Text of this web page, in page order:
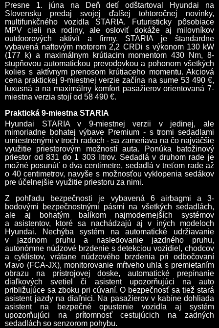
Presne 1. júna na Deň detí odštartoval Hyundai na
Slovensku predaj svojej ďalšej tohtoročnej novinky,
multifunkčného vozidla STARIA. Futuristicky pôsobiace
MPV cieli na rodiny, ale osloviť dokáže aj milovníkov
outdoorových aktivít a firmy. STARIA je štandardne
vybavená naftovým motorom 2,2 CRDi s výkonom 130 kW
(177 k) a maximálnym krútiacim momentom 430 Nm, 8-
stupňovou automatickou prevodovkou a pohonom všetkých
kolies s aktívnym prenosom krútiaceho momentu. Akciová
cena praktickej 9-miestnej verzie začína na sume 53 490 €,
luxusná a na maximálny komfort pasažierov orientovaná 7-
miestna verzia stojí od 58 490 €.
Praktická 9-miestna STARIA
Hyundai STARIA v 9-miestnej verzii v jedinej, ale
mimoriadne bohatej výbave Premium - s tromi sedadlami
umiestnenými v troch radoch - sa zameriava na čo najväčšie
využitie priestorovým možností auta. Ponúka batožinový
priestor od 831 do 1 303 litrov. Sedadlá v druhom rade je
možné posunúť o dva centimetre, sedadlá v treťom rade až
o 40 centimetrov, navyše s možnosťou vyklopenia sedákov
pre účelnejšie využitie priestoru za nimi.
Z pohľadu bezpečnosti je vybavená 6 airbagmi a 3-
bodovými bezpečnostnými pásmi na všetkých sedadlách,
ale aj bohatým balíkom najmodernejších systémov
a asistentov, ktoré sa nachádzajú aj v iných modeloch
Hyundai. Nechýba systém na automatické udržiavanie
v jazdnom pruhu a nasledovanie jazdného pruhu,
autonómne núdzové brzdenie s detekciou vozidiel, chodcov
a cyklistov, vrátane núdzového brzdenia pri odbočovaní
vľavo (FCA-JX), monitorovanie mŕtveho uhla s premietaním
obrazu na prístrojovej doske, automatické prepínanie
diaľkových svetiel či asistent upozorňujúci na auto
približujúce sa zboku pri cúvaní. O bezpečnosť sa tiež stará
asistent jazdy na diaľnici. Na pasažierov v kabíne dohliada
asistent na bezpečné opustenie vozidla aj systém
upozorňujúci na prítomnosť cestujúcich na zadných
sedadlách so senzorom pohybu.